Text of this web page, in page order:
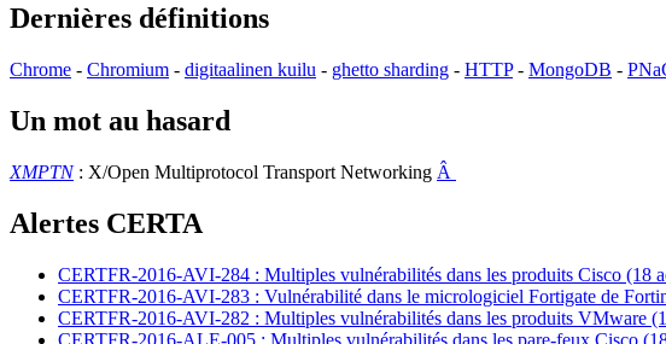
Dernières définitions
Chrome - Chromium - digitaalinen kuilu - ghetto sharding - HTTP- MongoDB -
Un mot au hasard
XMPTN: X/Open Multiprotocol Transport Networking Â
Alertes CERTA
CERTFR-2016-AVI-284 : Multiples vulnérabilités dans les produits Cisco (18
CERTFR-2016-AVI-283 : Vulnérabilité dans le micrologiciel Fortigate de
CERTFR-2016-AVI-282 : Multiples vulnérabilités dans les produits VMware
CERTFR-2016-ALE-005 : Multiples vulnérabilités dans les pare-feux Cisco